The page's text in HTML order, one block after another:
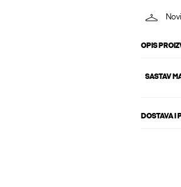
OPIS
SASTAV
DOSTAVA I